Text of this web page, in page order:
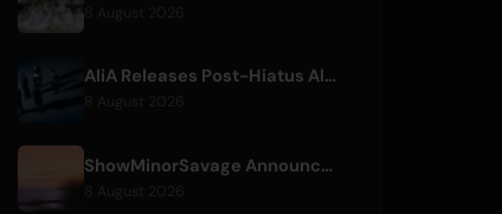
8 August 2026
AliA Releases Post-Hiatus Album 'mate', Announces Tokyo Live
ShowMinorSavage Announces New Digital Single 'Gradation'